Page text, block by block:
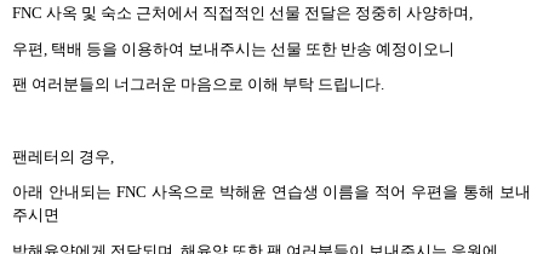
FNC 사옥 및 숙소 근처에서 직접적인 선물 전달은 정중히 사양하며
우편 택배 등을 이용하여 보내주시는 선물 또한 반송 예정이오니
팬 여러분들의 너그러운 마음으로 이해 부탁 드립니다.
팬레터의 경우
아래 안내되는 FNC 사옥으로 박해윤 연습생 이름을 적어 우편을 통해 보내
주시면